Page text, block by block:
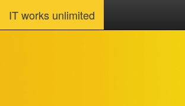
IT works unlimited